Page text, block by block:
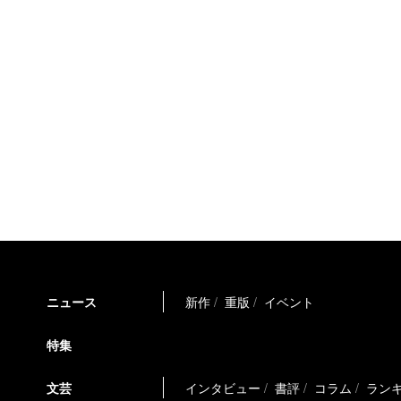
ニュース 新作 重版 イベント
特集
文芸 インタビュー 書評 コラム ラン